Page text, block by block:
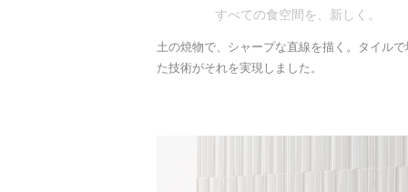
すべての食空間を、新しく。
土の焼物で、シャープな直線を描く。タイルで
た技術がそれを実現しました。